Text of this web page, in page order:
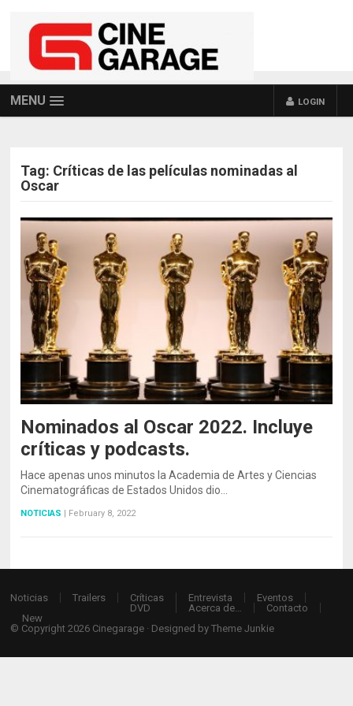
MENU LOGIN
Tag: Críticas de las películas nominadas al
Oscar
Nominados al Oscar 2022. Incluye
críticas y podcasts.
Hace apenas unos minutos la Academia de Artes y Ciencias
Cinematográficas de Estados Unidos dio…
NOTICIAS February 8, 2022
Noticias Trailers
Críticas
DVD
Entrevista
Eventos
Acerca de…
Contacto
New
© Copyright 2026 Cinegarage · Designed byTheme Junkie